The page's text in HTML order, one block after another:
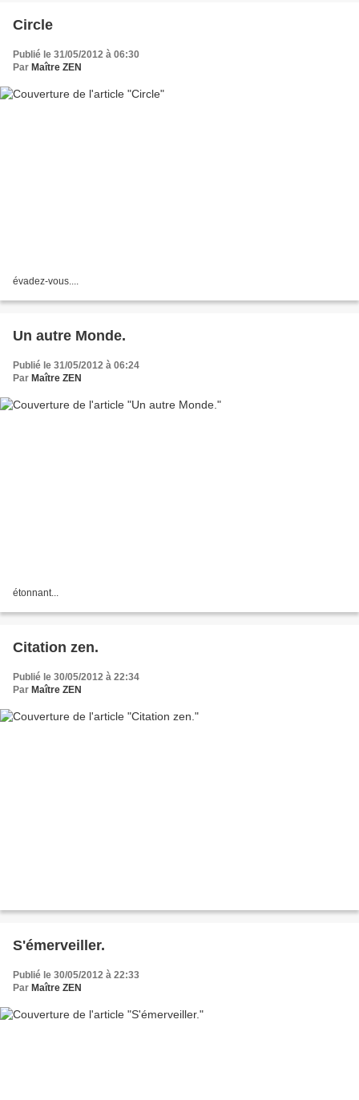
Circle
Publié le 31/05/2012 à 06:30
Par Maître ZEN
évadez-vous....
Un autre Monde.
Publié le 31/05/2012 à 06:24
Par Maître ZEN
étonnant...
Citation zen.
Publié le 30/05/2012 à 22:34
Par Maître ZEN
S'émerveiller.
Publié le 30/05/2012 à 22:33
Par Maître ZEN